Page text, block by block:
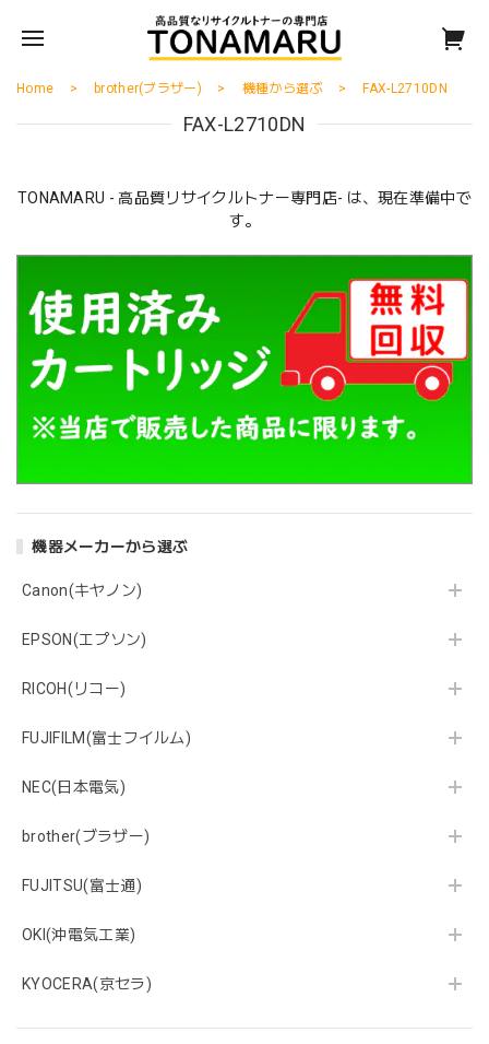
機器メーカーから選ぶ
Canon(キヤノン)
EPSON(エプソン)
RICOH(リコー)
FUJIFILM(富士フイルム)
NEC(日本電気)
brother(ブラザー)
FUJITSU(富士通)
OKI(沖電気工業)
KYOCERA(京セラ)
Home brother(ブラザー) 機種から選ぶ FAX-L2710DN
FAX-L2710DN
TONAMARU - 高品質リサイクルトナー専門店- は、現在準備中で
す。